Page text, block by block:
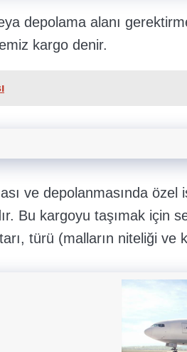
depolama alanı
kargo denir.
ve depolanmasında
Bu kargoyu taşımak için
türü (malların niteliği ve